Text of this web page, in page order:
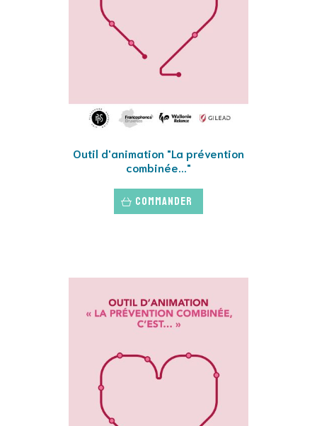
Outil d'animation "La prévention
combinée..."
Commander